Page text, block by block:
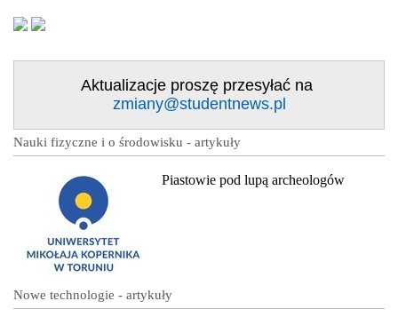
Aktualizacje proszę przesyłać na
zmiany@studentnews.pl
Nauki fizyczne i o środowisku - artykuły
Piastowie pod lupą archeologów
Nowe technologie - artykuły